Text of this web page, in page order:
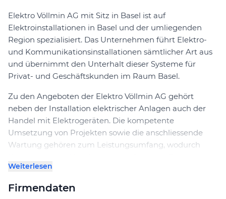
Elektro Völlmin AG mit Sitz in Basel ist auf
Elektroinstallationen in Basel und der umliegenden
Region spezialisiert. Das Unternehmen führt Elektro-
und Kommunikationsinstallationen sämtlicher Art aus
und übernimmt den Unterhalt dieser Systeme für
Privat- und Geschäftskunden im Raum Basel.
Zu den Angeboten der Elektro Völlmin AG gehört
neben der Installation elektrischer Anlagen auch der
Handel mit Elektrogeräten. Die kompetente
Umsetzung von Projekten sowie die anschliessende
Wartung gehören zum Leistungsumfang, wodurch
erwarten können. Der Betrieb legt Wert auf eine
transparente Kommunikation und ist für Anfragen und
Offertwünsche direkt erreichbar.
Weiterlesen
Firmendaten